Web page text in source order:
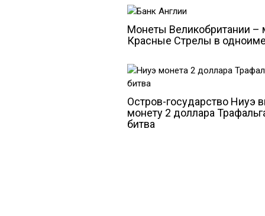
Монеты Великобритании –
Красные Стрелы в
Остров-государство Ниуэ
монету 2 доллара
битва